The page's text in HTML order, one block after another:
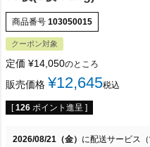
商品番号 103050015
クーポン対象
定価 ¥14,050のところ
販売価格 ¥12,645税込
[ 126 ポイント進呈 ]
2026/08/21（金） に配送サービス（